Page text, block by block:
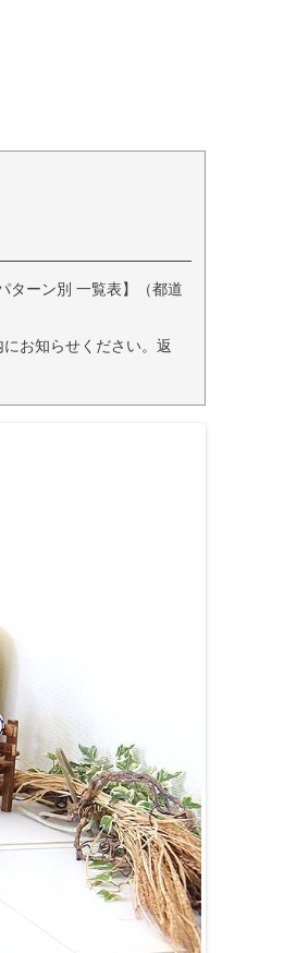
ターン別 一覧表】（都道
お知らせください。返